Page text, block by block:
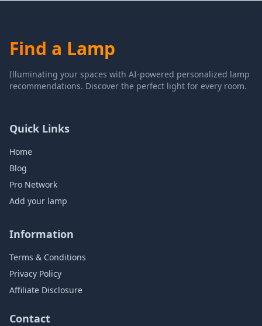
Find a Lamp
Illuminating your spaces with AI-powered personalized lamp
recommendations. Discover the perfect light for every room.
Quick Links
Home
Blog
Pro Network
Add your lamp
Information
Terms & Conditions
Privacy Policy
Affiliate Disclosure
Contact